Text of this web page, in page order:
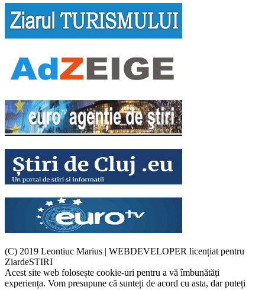
(C) 2019 Leontiuc Marius | WEBDEVELOPER licențiat pentru
ZiardeSTIRI
Acest site web folosește cookie-uri pentru a vă îmbunătăți
experiența. Vom presupune că sunteți de acord cu asta, dar puteți